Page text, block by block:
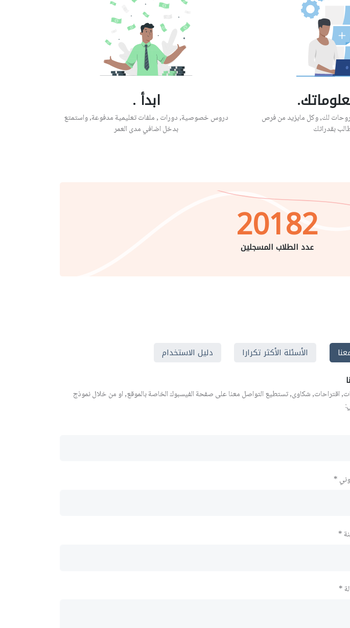
لك, وكل مايزيد من فرص
بقدراتك
ابدأ .
دروس خصوصية, دورات , ملفات تعليمية مدفوعة, واستمتع
بدخل اضافي مدى العمر
20182
عدد الطلاب المسجلين
الأسئلة الأكثر تكرارا
دليل الاستخدام
اقتراحات, شكاوى, تستطيع التواصل معنا على صفحة الفيسبوك الخاصة بالموقع, او من خلال نموذج
*
*
*